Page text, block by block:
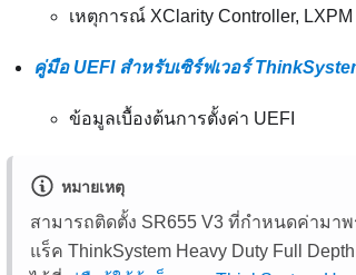
เหตุการณ์ XClarity Controller, LXPM
คู่มือ UEFI สำหรับเซิร์ฟเวอร์
ข้อมูลเบื้องต้นการตั้งค่า UEFI
หมายเหตุ
สามารถติดตั้ง SR655 V3 ที่กำหนดค่ามา
แร็ค ThinkSystem Heavy Duty Full